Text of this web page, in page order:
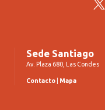
Sede Santiago
Av. Plaza 680, Las Condes
Contacto Mapa